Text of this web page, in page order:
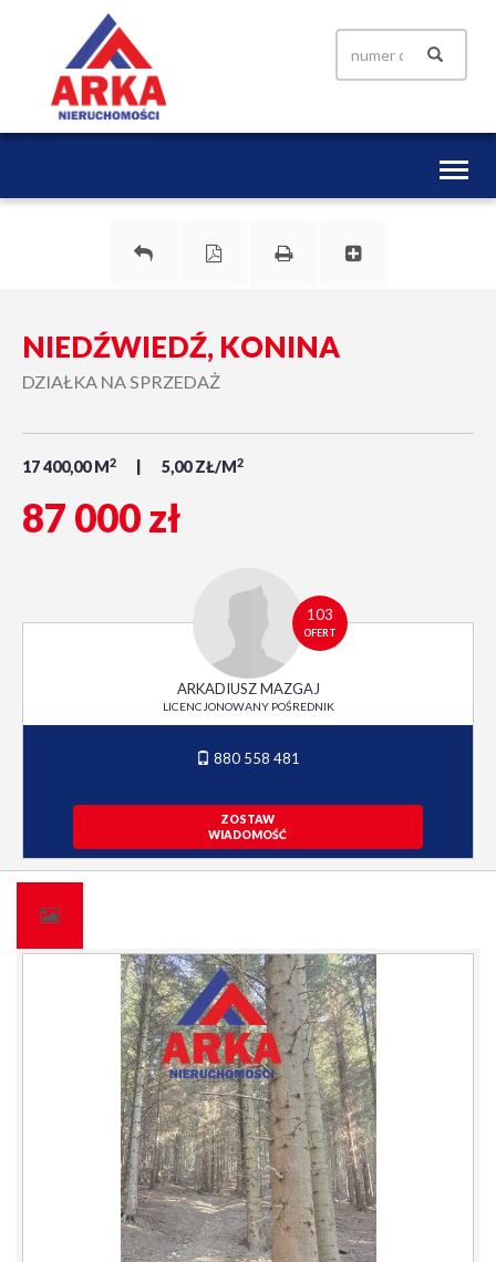
Toggle
NIEDŹWIEDŹ, KONINA
DZIAŁKA NA SPRZEDAŻ
17 400,00 M2 5,00 ZŁ/M2
87 000 zł
103
OFERT
ARKADIUSZ MAZGAJ
LICENCJONOWANY POŚREDNIK
880 558 481
ZOSTAW
WIADOMOŚĆ